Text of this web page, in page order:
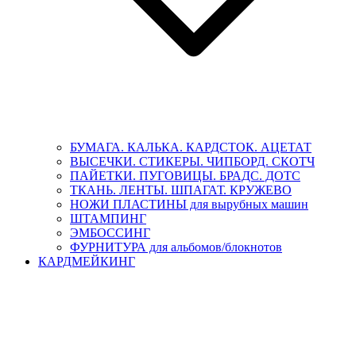
БУМАГА. КАЛЬКА. КАРДСТОК. АЦЕТАТ
ВЫСЕЧКИ. СТИКЕРЫ. ЧИПБОРД. СКОТЧ
ПАЙЕТКИ. ПУГОВИЦЫ. БРАДС. ДОТС
ТКАНЬ. ЛЕНТЫ. ШПАГАТ. КРУЖЕВО
НОЖИ ПЛАСТИНЫ для вырубных машин
ШТАМПИНГ
ЭМБОССИНГ
ФУРНИТУРА для альбомов/блокнотов
КАРДМЕЙКИНГ